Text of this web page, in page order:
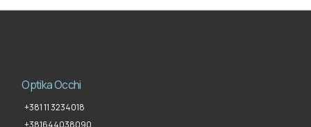
Optika Occhi
+381 11 3234018
+381644038090